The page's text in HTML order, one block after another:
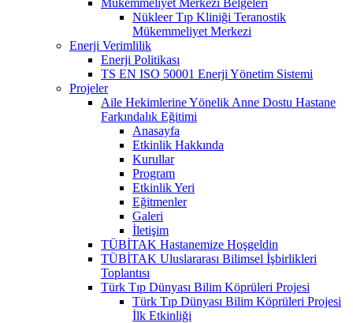
Nükleer Tıp Kliniği Teranostik
Mükemmeliyet Merkezi
Enerji Verimlilik
Enerji Politikası
TS EN ISO 50001 Enerji Yönetim Sistemi
Projeler
Aile Hekimlerine Yönelik Anne Dostu Hastane
Farkındalık Eğitimi
Anasayfa
Etkinlik Hakkında
Kurullar
Program
Etkinlik Yeri
Eğitmenler
Galeri
İletişim
TÜBİTAK Hastanemize Hoşgeldin
TÜBİTAK Uluslararası Bilimsel İşbirlikleri
Toplantısı
Türk Tıp Dünyası Bilim Köprüleri Projesi
Türk Tıp Dünyası Bilim Köprüleri Projesi
İlk Etkinliği